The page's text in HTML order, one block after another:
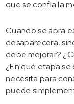
que se confía la
Cuando se abra
desaparecerá,
debe mejorar?
¿En qué etapa
necesita para
puede